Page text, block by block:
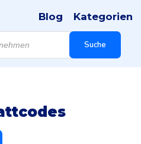
Suche
Blog Kategorien